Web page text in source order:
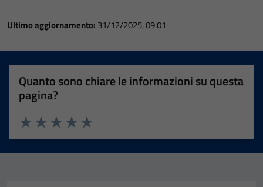
Ultimo aggiornamento: 31/12/2025, 09:01
Quanto sono chiare le informazioni su questa
pagina?
Valuta 5 stelle su 5
Valuta 4 stelle su 5
Valuta 3 stelle su 5
Valuta 2 stelle su 5
Valuta 1 stelle su 5